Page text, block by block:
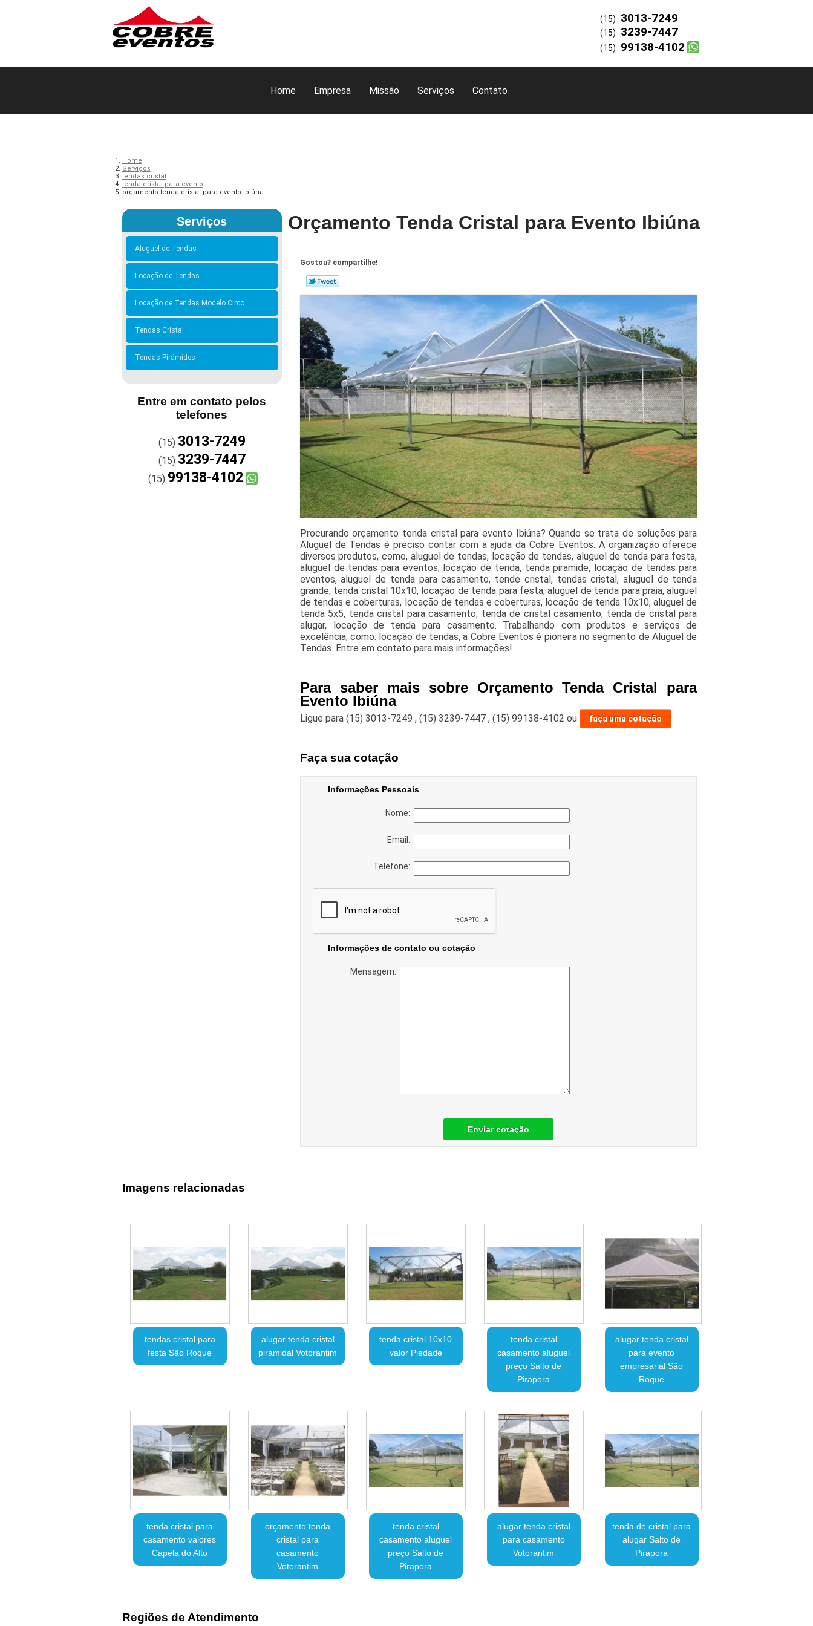
Home Empresa Missão Serviços Contato
(15) 3013-7249
(15) 3239-7447
(15) 99138-4102
Home
Serviços
tendas cristal
tenda cristal para evento
orçamento tenda cristal para evento Ibiúna
Serviços
Aluguel de Tendas
Locação de Tendas
Locação de Tendas Modelo Circo
Tendas Cristal
Tendas Pirâmides
Entre em contato pelos
telefones
(15) 3013-7249
(15) 3239-7447
(15) 99138-4102
Orçamento Tenda Cristal para Evento Ibiúna
Gostou? compartilhe!
Procurando orçamento tenda cristal para evento Ibiúna? Quando se trata de soluções para
Aluguel de Tendas é preciso contar com a ajuda da Cobre Eventos. A organização oferece
diversos produtos, como, aluguel de tendas, locação de tendas, aluguel de tenda para festa,
aluguel de tendas para eventos, locação de tenda, tenda piramide, locação de tendas para
eventos, aluguel de tenda para casamento, tende cristal, tendas cristal, aluguel de tenda
grande, tenda cristal 10x10, locação de tenda para festa, aluguel de tenda para praia, aluguel
de tendas e coberturas, locação de tendas e coberturas, locação de tenda 10x10, aluguel de
tenda 5x5, tenda cristal para casamento, tenda de cristal casamento, tenda de cristal para
alugar, locação de tenda para casamento. Trabalhando com produtos e serviços de
excelência, como: locação de tendas, a Cobre Eventos é pioneira no segmento de Aluguel de
Tendas. Entre em contato para mais informações!
Para saber mais sobre Orçamento Tenda Cristal para
Evento Ibiúna
Ligue para (15) 3013-7249 , (15) 3239-7447 , (15) 99138-4102 ou faça uma cotação
Faça sua cotação
Informações Pessoais
Nome:
Email:
Telefone:
Informações de contato ou cotação
Mensagem:
Enviar cotação
Imagens relacionadas
tendas cristal para
festa São Roque
alugar tenda cristal
piramidal Votorantim
tenda cristal 10x10
valor Piedade
tenda cristal
casamento aluguel
preço Salto de
Pirapora
alugar tenda cristal
para evento
empresarial São
Roque
tenda cristal para
casamento valores
Capela do Alto
orçamento tenda
cristal para
casamento
Votorantim
tenda cristal
casamento aluguel
preço Salto de
Pirapora
alugar tenda cristal
para casamento
Votorantim
tenda de cristal para
alugar Salto de
Pirapora
Regiões de Atendimento